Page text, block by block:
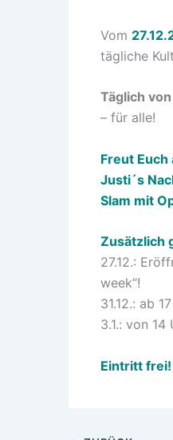
Vom
tägliche
Täglich
– für alle!
Freut Euch
Justi´s
Slam mit
Zusätzlich
27.12.:
week“!
31.12.: ab
3.1.: von 14
Eintritt frei!